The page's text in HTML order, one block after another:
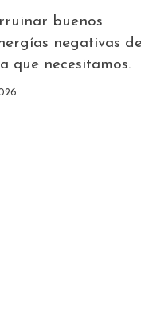
buenos
negativas
que necesitamos.